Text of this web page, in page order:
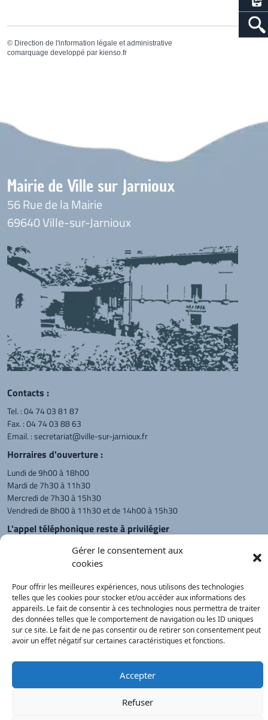
Gérer le consentement aux
cookies
Pour offrir les meilleures expériences, nous utilisons des technologies
telles que les cookies pour stocker et/ou accéder aux informations des
appareils. Le fait de consentir à ces technologies nous permettra de traiter
des données telles que le comportement de navigation ou les ID uniques
sur ce site. Le fait de ne pas consentir ou de retirer son consentement peut
avoir un effet négatif sur certaines caractéristiques et fonctions.
Accepter
Refuser
© Direction de l'information légale et administrative
comarquage developpé par kienso.fr
Mairie de Ville sur Jarnioux
56 Rue de la Mairie
69640 Ville-sur-Jarnioux
Contacts :
Tel. :04 74 03 81 87
Fax. : 04 74 03 88 63
Email. :secretariat@ville-sur-jarnioux.fr
Horraires d'ouverture :
Lundi de 9h00 à 18h00
Mardi de 7h30 à 11h30
Mercredi de 7h30 à 15h30
Vendredi de 8h00 à 11h30 et de 14h00 à 15h30
L'appel téléphonique reste à privilégier
Monsieur le Maire et les adjoints
reçoivent sur rendez-vous.
Retour à l'accueil Actualités PanneauPocket Recherche
Démarches
Contacts
Mentions
Plan du site